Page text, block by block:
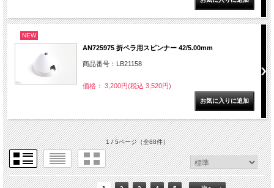
NEW
AN725975 折ペラ用スピンナー 42/5.00mm
商品番号：LB21158
価格： 3,200円(税込 3,520円)
1 / 5ページ（全88件）